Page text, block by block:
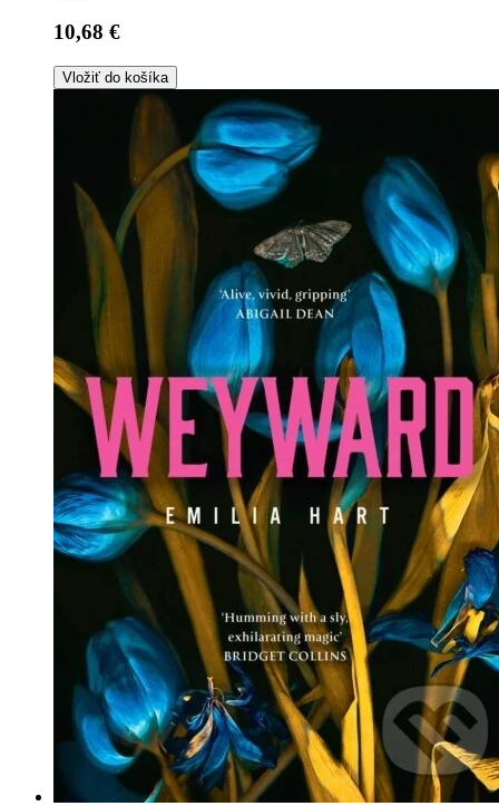
10,68 €
Vložiť do košíka